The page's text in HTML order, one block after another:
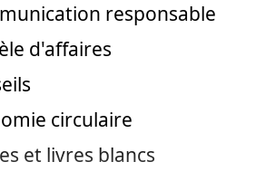
responsable
d'affaires
circulaire
et livres blancs